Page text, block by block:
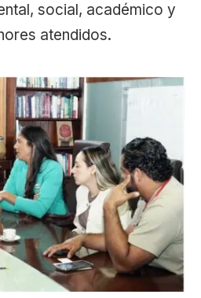
social, académico y
atendidos.